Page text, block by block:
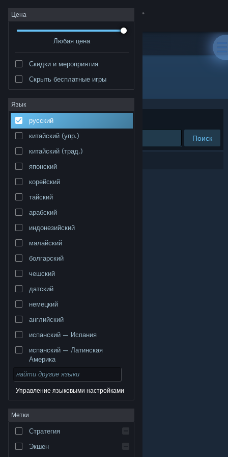
Войти
Сообщество
Информация
Поддержка
Изменить язык
Полная версия
© Valve Corporation. Все права сохранены. Все
торговые марки являются собственностью
Правовая информация
Соглашение подписчика Steam
Файлы cookie
Цена
Любая цена
Скидки и мероприятия
Скрыть бесплатные игры
Язык
русский
китайский (упр.)
китайский (трад.)
японский
корейский
тайский
арабский
индонезийский
малайский
болгарский
чешский
датский
немецкий
английский
испанский — Испания
испанский — Латинская
Америка
Управление языковыми настройками
Метки
Стратегия
Экшен
Разработчик: Rusty Robot
Сортировать по
Поиск